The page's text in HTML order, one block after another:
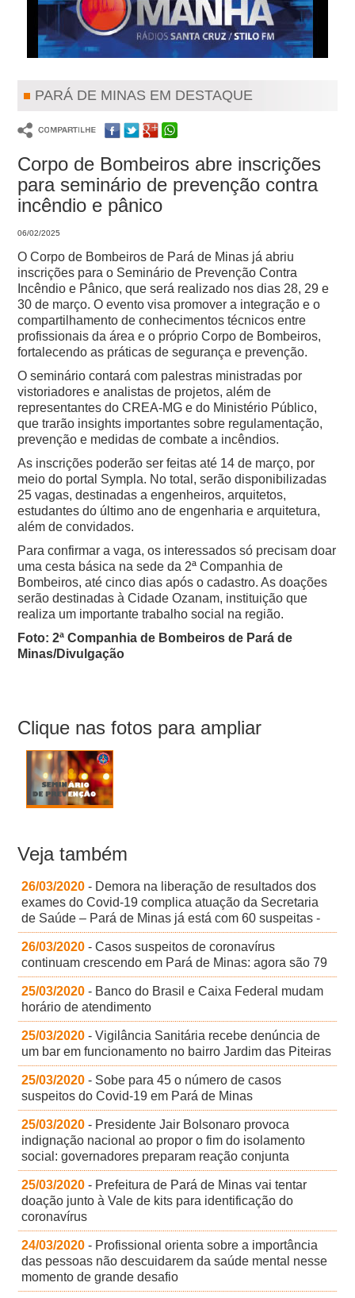
PARÁ DE MINAS EM DESTAQUE
Corpo de Bombeiros abre inscrições
para seminário de prevenção contra
incêndio e pânico
06/02/2025
O Corpo de Bombeiros de Pará de Minas já abriu
inscrições para o Seminário de Prevenção Contra
Incêndio e Pânico, que será realizado nos dias 28, 29 e
30 de março.O evento visa promover a integração e o
compartilhamento de conhecimentos técnicos entre
profissionais da área e o próprio Corpo de Bombeiros,
fortalecendo as práticas de segurança e prevenção.
O seminário contará com palestras ministradas por
vistoriadores e analistas de projetos, além de
representantes do CREA-MG e do Ministério Público,
que trarão insights importantes sobre regulamentação,
prevenção e medidas de combate a incêndios.
As inscrições poderão ser feitas até 14 de março, por
meio do portal Sympla. No total, serão disponibilizadas
25 vagas, destinadas a engenheiros, arquitetos,
estudantes do último ano de engenharia e arquitetura,
além de convidados.
Para confirmar a vaga, os interessados só precisam doar
uma cesta básica na sede da 2ª Companhia de
Bombeiros, até cinco dias após o cadastro. As doações
serão destinadas à Cidade Ozanam, instituição que
realiza um importante trabalho social na região.
Foto: 2ª Companhia de Bombeiros de Pará de
Minas/Divulgação
Clique nas fotos para ampliar
Veja também
26/03/2020 - Demora na liberação de resultados dos
exames do Covid-19 complica atuação da Secretaria
de Saúde – Pará de Minas já está com 60 suspeitas -
26/03/2020 - Casos suspeitos de coronavírus
continuam crescendo em Pará de Minas: agora são 79
25/03/2020 - Banco do Brasil e Caixa Federal mudam
horário de atendimento
25/03/2020 - Vigilância Sanitária recebe denúncia de
um bar em funcionamento no bairro Jardim das Piteiras
25/03/2020 - Sobe para 45 o número de casos
suspeitos do Covid-19 em Pará de Minas
25/03/2020 - Presidente Jair Bolsonaro provoca
indignação nacional ao propor o fim do isolamento
social: governadores preparam reação conjunta
25/03/2020 - Prefeitura de Pará de Minas vai tentar
doação junto à Vale de kits para identificação do
coronavírus
24/03/2020 - Profissional orienta sobre a importância
das pessoas não descuidarem da saúde mental nesse
momento de grande desafio